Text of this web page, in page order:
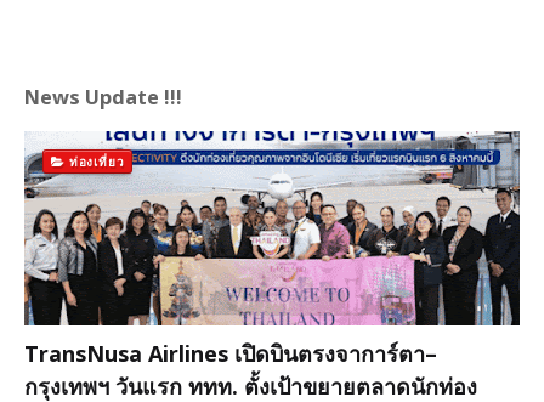
News Update !!!
ท่องเที่ยว
TransNusa Airlines เปิดบินตรงจาการ์ตา–
กรุงเทพฯ วันแรก ททท. ตั้งเป้าขยายตลาดนักท่อง